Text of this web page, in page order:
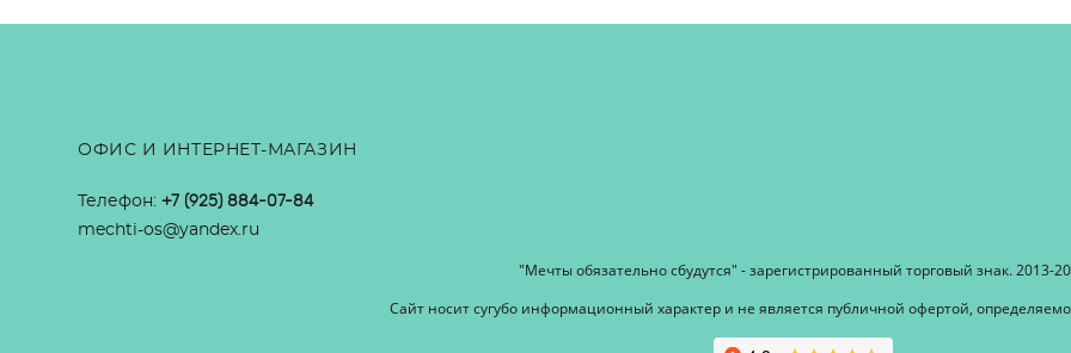
ОФИС И ИНТЕРНЕТ-МАГАЗИН
Телефон: +7 (925) 884-07-84
mechti-os@yandex.ru
"Мечты обязательно сбудутся" - зарегистрированный торговый знак. 2013-
Сайт носит сугубо информационный характер и не является публичной офертой,